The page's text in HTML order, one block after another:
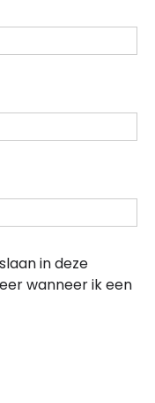
in deze
wanneer ik een